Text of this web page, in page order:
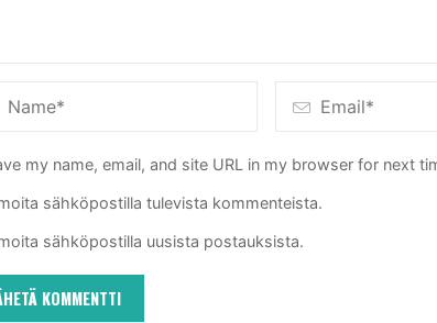
my name, email, and site URL in my browser for next
sähköpostilla tulevista kommenteista.
sähköpostilla uusista postauksista.